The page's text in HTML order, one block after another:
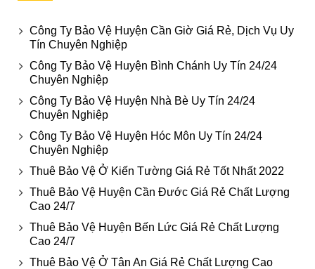
Công Ty Bảo Vệ Huyện Cần Giờ Giá Rẻ, Dịch Vụ Uy
Tín Chuyên Nghiệp
Công Ty Bảo Vệ Huyện Bình Chánh Uy Tín 24/24
Chuyên Nghiệp
Công Ty Bảo Vệ Huyện Nhà Bè Uy Tín 24/24
Chuyên Nghiệp
Công Ty Bảo Vệ Huyện Hóc Môn Uy Tín 24/24
Chuyên Nghiệp
Thuê Bảo Vệ Ở Kiến Tường Giá Rẻ Tốt Nhất 2022
Thuê Bảo Vệ Huyện Cần Đước Giá Rẻ Chất Lượng
Cao 24/7
Thuê Bảo Vệ Huyện Bến Lức Giá Rẻ Chất Lượng
Cao 24/7
Thuê Bảo Vệ Ở Tân An Giá Rẻ Chất Lượng Cao